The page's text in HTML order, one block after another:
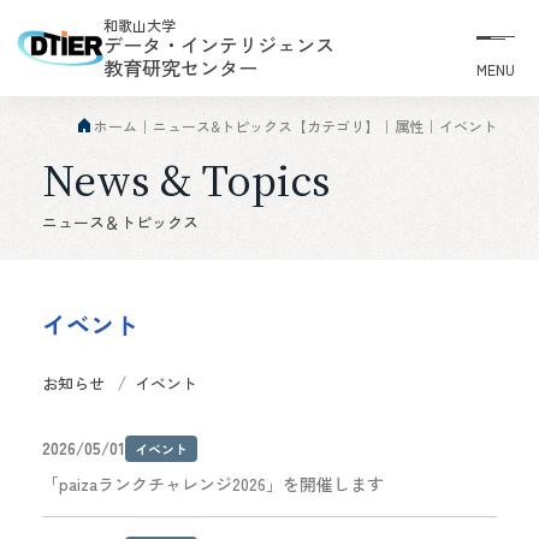
和歌山大学
データ・インテリジェンス
教育研究センター MENU
ホーム ニュース&トピックス【カテゴリ】 属性 イベント
News & Topics
ニュース＆トピックス
イベント
お知らせ イベント
2026/05/01 イベント
「paizaランクチャレンジ2026」を開催します